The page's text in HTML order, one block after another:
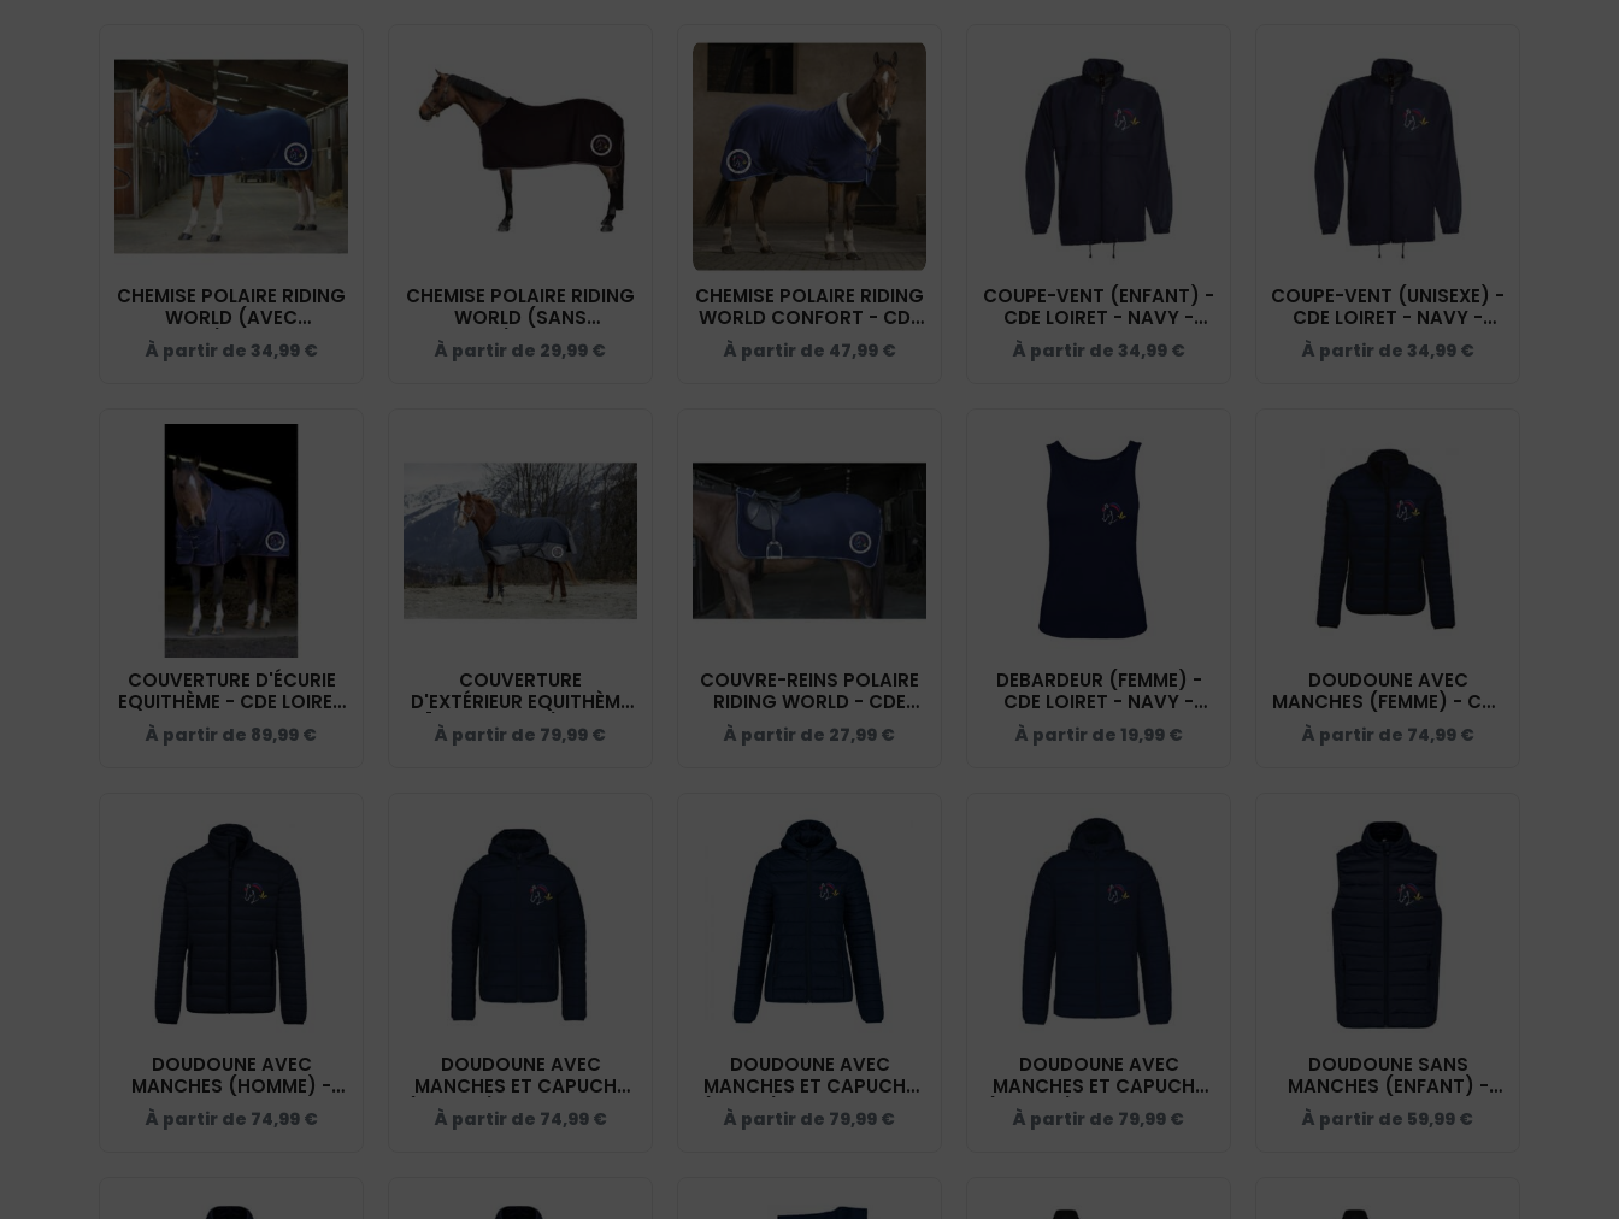
CHEMISE POLAIRE RIDING
WORLD (AVEC
ATTACHES) - CDE LOIRET
- MARINE/BLEU CIEL -
À partir de 34,99 €
CHEMISE POLAIRE RIDING
WORLD (SANS
ATTACHES) - CDE LOIRET
- NAVY/BLEU CIEL -
À partir de 29,99 €
CHEMISE POLAIRE RIDING
WORLD CONFORT - CDE
LOIRET - NAVY - 400042
À partir de 47,99 €
COUPE-VENT (ENFANT) -
CDE LOIRET - NAVY -
BC631
À partir de 34,99 €
COUPE-VENT (UNISEXE) -
CDE LOIRET - NAVY -
BC630
À partir de 34,99 €
COUVERTURE D'ÉCURIE
EQUITHÈME - CDE LOIRET
- NAVY - 40079
À partir de 89,99 €
COUVERTURE
D'EXTÉRIEUR EQUITHÈME
[TYREX 600 D) - CDE
LOIRET - MARINE/GRIS -
À partir de 79,99 €
COUVRE-REINS POLAIRE
RIDING WORLD - CDE
LOIRET - NAVY - 400154
À partir de 27,99 €
DEBARDEUR (FEMME) -
CDE LOIRET - NAVY -
K3024IC
À partir de 19,99 €
DOUDOUNE AVEC
MANCHES (FEMME) - CDE
LOIRET - NAVY - K6121
À partir de 74,99 €
DOUDOUNE AVEC
MANCHES (HOMME) -
CDE LOIRET - NAVY -
K6120
À partir de 74,99 €
DOUDOUNE AVEC
MANCHES ET CAPUCHE
(ENFANT) - CDE LOIRET -
NAVY - K6112
À partir de 74,99 €
DOUDOUNE AVEC
MANCHES ET CAPUCHE
(FEMME) - CDE LOIRET -
NAVY - K6111
À partir de 79,99 €
DOUDOUNE AVEC
MANCHES ET CAPUCHE
(HOMME) - CDE LOIRET -
NAVY - K6110
À partir de 79,99 €
DOUDOUNE SANS
MANCHES (ENFANT) -
CDE LOIRET - NAVY -
K6115
À partir de 59,99 €